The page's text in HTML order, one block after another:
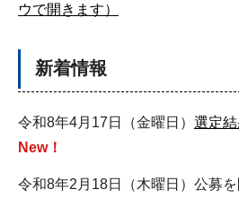
ウで開きます）
新着情報
令和8年4月17日（金曜日） 選定結
New！
令和8年2月18日（木曜日）公募を